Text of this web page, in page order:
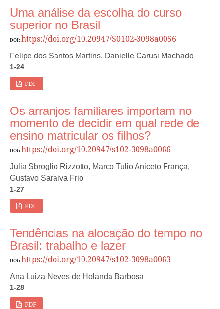
Uma análise da escolha do curso
superior no Brasil
DOI: https://doi.org/10.20947/S0102-3098a0056
Felipe dos Santos Martins, Danielle Carusi Machado
1-24
PDF
Os arranjos familiares importam no
momento de decidir em qual rede de
ensino matricular os filhos?
DOI: https://doi.org/10.20947/s102-3098a0066
Julia Sbroglio Rizzotto, Marco Tulio Aniceto França,
Gustavo Saraiva Frio
1-27
PDF
Tendências na alocação do tempo no
Brasil: trabalho e lazer
DOI: https://doi.org/10.20947/s102-3098a0063
Ana Luiza Neves de Holanda Barbosa
1-28
PDF